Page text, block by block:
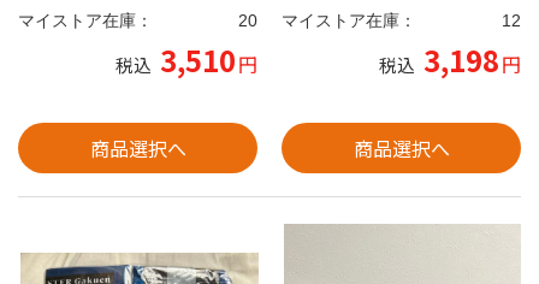
マイストア在庫： 20
税込 3,510円
商品選択へ
マイストア在庫： 12
税込 3,198円
商品選択へ